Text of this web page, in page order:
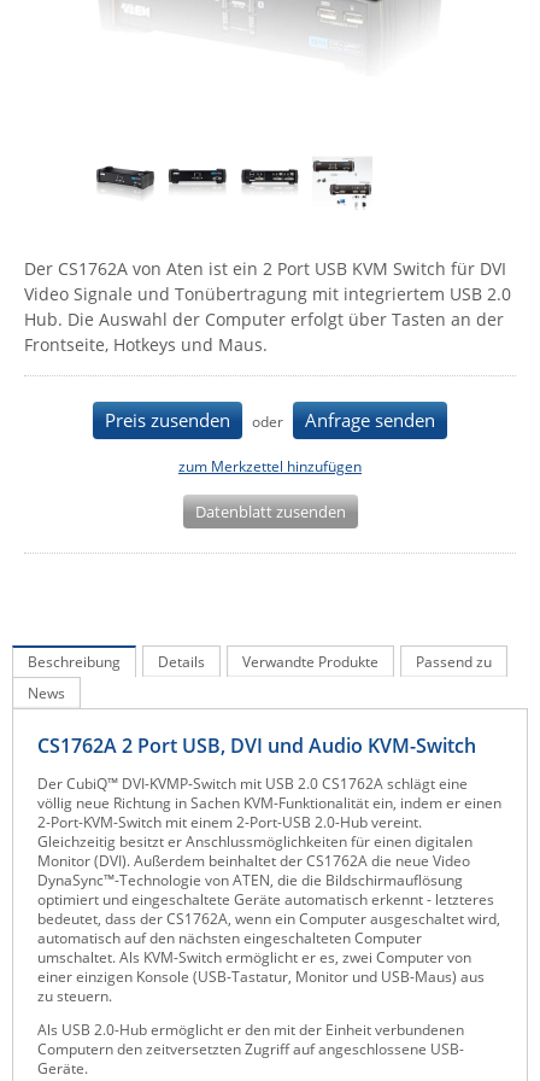
Wi-Fi - WLAN - Wireless
Serverräume
RMA / Rücksendung / Support
Enginko - mcf88
Fokus Technologies
Gefen
Gude
Guntermann & Drunck
Kerlink
Kramer Electronics
LigoWave
Milesight
Moxa
Netio
Panorama Antennas
PatchSee
Power Kingdom
Poynting
Der CS1762A von Aten ist ein 2 Port USB KVM Switch für DVI
Video Signale und Tonübertragung mit integriertem USB 2.0
Hub. Die Auswahl der Computer erfolgt über Tasten an der
Frontseite, Hotkeys und Maus.
Preis zusenden oder Anfrage senden
zum Merkzettel hinzufügen
Datenblatt zusenden
Beschreibung Details Verwandte Produkte
Passend zu
News
CS1762A 2 Port USB, DVI und Audio KVM-Switch
Der CubiQ™ DVI-KVMP-Switch mit USB 2.0 CS1762A schlägt eine
völlig neue Richtung in Sachen KVM-Funktionalität ein, indem er einen
2-Port-KVM-Switch mit einem 2-Port-USB 2.0-Hub vereint.
Gleichzeitig besitzt er Anschlussmöglichkeiten für einen digitalen
Monitor (DVI). Außerdem beinhaltet der CS1762A die neue Video
DynaSync™-Technologie von ATEN, die die Bildschirmauflösung
optimiert und eingeschaltete Geräte automatisch erkennt - letzteres
bedeutet, dass der CS1762A, wenn ein Computer ausgeschaltet wird,
automatisch auf den nächsten eingeschalteten Computer
umschaltet. Als KVM-Switch ermöglicht er es, zwei Computer von
einer einzigen Konsole (USB-Tastatur, Monitor und USB-Maus) aus
zu steuern.
Als USB 2.0-Hub ermöglicht er den mit der Einheit verbundenen
Computern den zeitversetzten Zugriff auf angeschlossene USB-
Geräte.